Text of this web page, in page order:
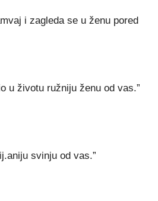
i zagleda se u ženu pored
u životu ružniju ženu od vas.”
svinju od vas.”